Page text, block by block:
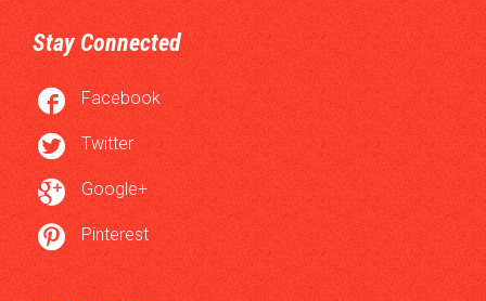
Stay Connected
 Facebook
 Twitter
 Google+
 Pinterest